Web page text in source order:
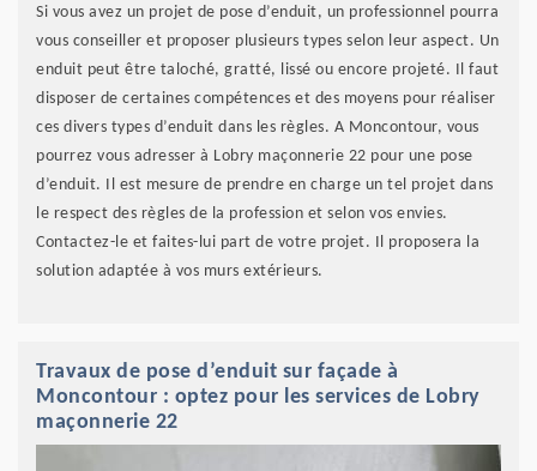
Si vous avez un projet de pose d’enduit, un professionnel pourra
vous conseiller et proposer plusieurs types selon leur aspect. Un
enduit peut être taloché, gratté, lissé ou encore projeté. Il faut
disposer de certaines compétences et des moyens pour réaliser
ces divers types d’enduit dans les règles. A Moncontour, vous
pourrez vous adresser à Lobry maçonnerie 22 pour une pose
d’enduit. Il est mesure de prendre en charge un tel projet dans
le respect des règles de la profession et selon vos envies.
Contactez-le et faites-lui part de votre projet. Il proposera la
solution adaptée à vos murs extérieurs.
Travaux de pose d’enduit sur façade à
Moncontour : optez pour les services de Lobry
maçonnerie 22